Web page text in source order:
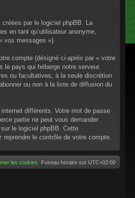
par le logiciel phpBB. La
en tant qu’utilisateur anonyme,
vos messages »).
compte (désigné ci-après par « votre
pays qui héberge notre serveur.
ou facultatives, à la seule discrétion
ou non à la liste de diffusion du
différents. Votre mot de passe
partie ne peut vous demander
le logiciel phpBB. Cette
le contrôle de votre compte.
Fuseau horaire sur UTC+02:00
les cookies